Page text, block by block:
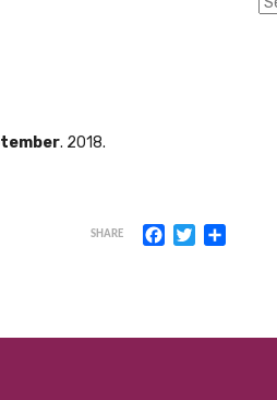
. 2018.
SHARE Facebook
Twitter